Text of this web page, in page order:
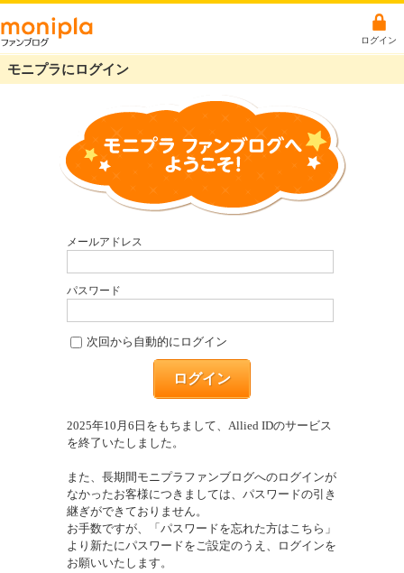
ログイン
モニプラにログイン
メールアドレス
パスワード
次回から自動的にログイン
ログイン
2025年10月6日をもちまして、Allied IDのサービス
を終了いたしました。
また、長期間モニプラファンブログへのログインが
なかったお客様につきましては、パスワードの引き
継ぎができておりません。
お手数ですが、「パスワードを忘れた方はこちら」
より新たにパスワードをご設定のうえ、ログインを
お願いいたします。